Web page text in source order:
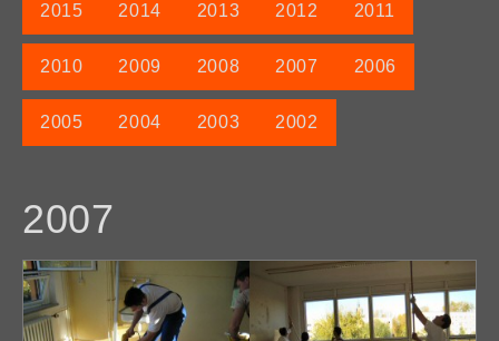
2015 2014 2013 2012 2011
2010 2009 2008 2007 2006
2005 2004 2003 2002
2007